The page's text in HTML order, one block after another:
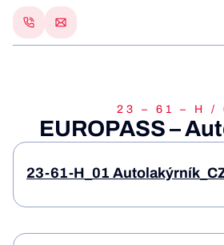
23 – 61 – H /
EUROPASS –
23-61-H_01